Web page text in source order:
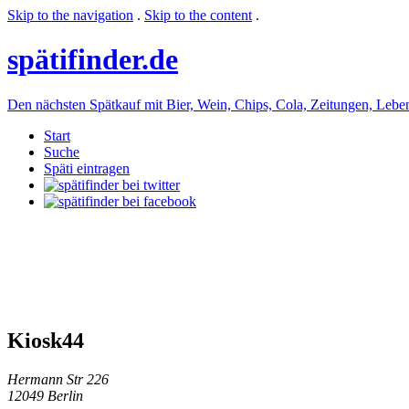
Skip to the navigation . Skip to the content .
spätifinder.de
Den nächsten Spätkauf mit Bier, Wein, Chips, Cola, Zeitungen,
Start
Suche
Späti eintragen
Kiosk44
Hermann Str 226
12049 Berlin